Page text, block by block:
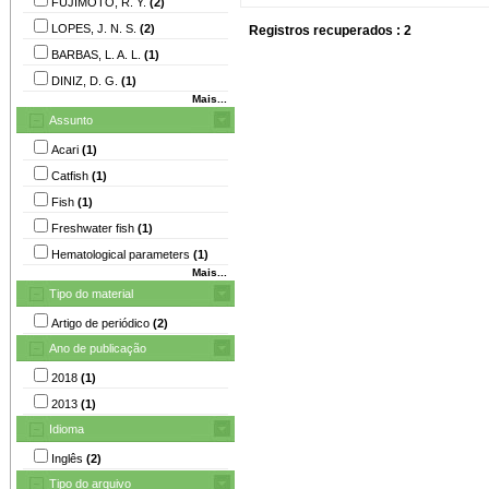
LOPES, J. N. S. (2)
BARBAS, L. A. L. (1)
DINIZ, D. G. (1)
Mais...
Assunto
Acari (1)
Catfish (1)
Fish (1)
Freshwater fish (1)
Hematological parameters (1)
Mais...
Tipo do material
Artigo de periódico (2)
Ano de publicação
2018 (1)
2013 (1)
Idioma
Inglês (2)
Tipo do arquivo
Registros recuperados : 2